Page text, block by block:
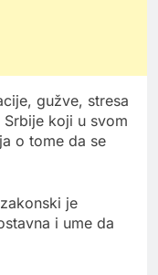
gužve, stresa
koji u svom
o tome da se
je
i ume da